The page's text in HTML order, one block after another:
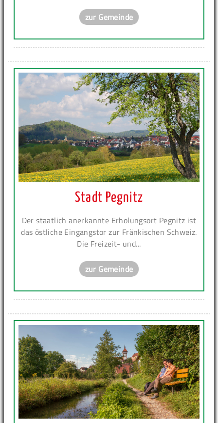
zur Gemeinde
Stadt Pegnitz
Der staatlich anerkannte Erholungsort Pegnitz ist
das östliche Eingangstor zur Fränkischen Schweiz.
Die Freizeit- und...
zur Gemeinde